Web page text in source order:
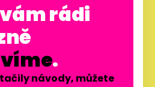
rádi
.
návody, můžete